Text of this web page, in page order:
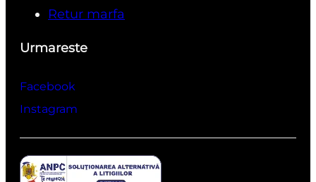
Retur marfa
Urmareste
Facebook
Instagram